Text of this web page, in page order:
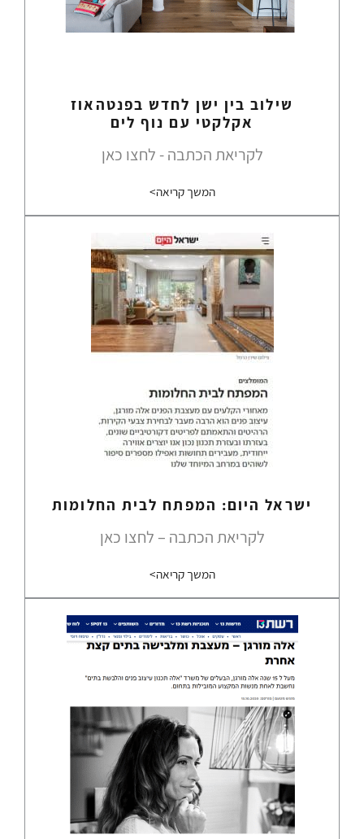
שילוב בין ישן לחדש בפנטהאוז
אקלקטי עם נוף לים
לקריאת הכתבה - לחצו כאן
המשך קריאה>
ישראל היום: המפתח לבית החלומות
לקריאת הכתבה – לחצו כאן
המשך קריאה>